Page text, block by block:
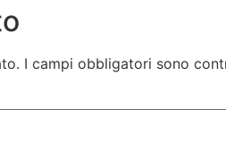
I campi obbligatori sono